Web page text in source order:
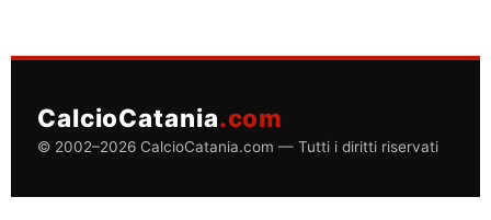
CalcioCatania.com
© 2002–2026 CalcioCatania.com — Tutti i diritti riservati